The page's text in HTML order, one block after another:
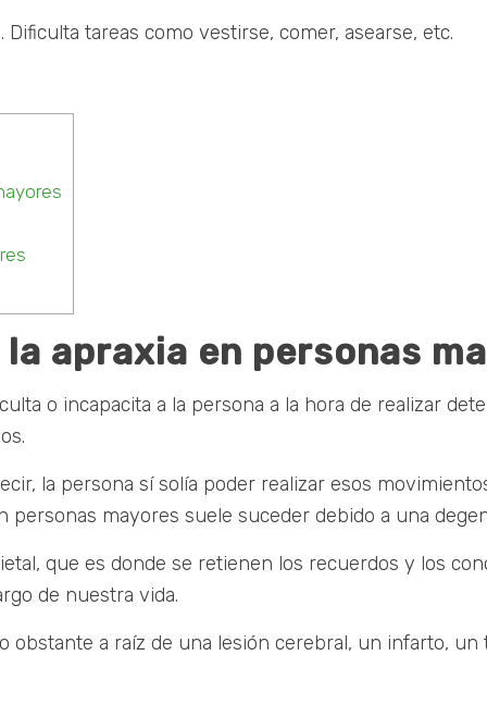
tareas como vestirse, comer, asearse, etc.
apraxia en personas
o incapacita a la persona a la hora de realizar
la persona sí solía poder realizar esos
personas mayores suele suceder debido a una
que es donde se retienen los recuerdos y los
de nuestra vida.
obstante a raíz de una lesión cerebral, un infarto,